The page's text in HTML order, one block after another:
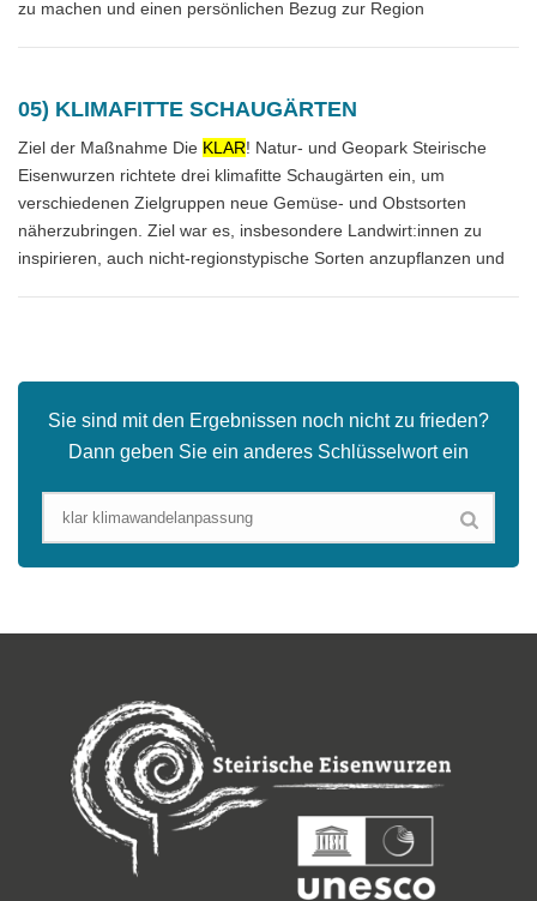
zu machen und einen persönlichen Bezug zur Region
05) KLIMAFITTE SCHAUGÄRTEN
Ziel der Maßnahme Die KLAR! Natur- und Geopark Steirische
Eisenwurzen richtete drei klimafitte Schaugärten ein, um
verschiedenen Zielgruppen neue Gemüse- und Obstsorten
näherzubringen. Ziel war es, insbesondere Landwirt:innen zu
inspirieren, auch nicht-regionstypische Sorten anzupflanzen und
Sie sind mit den Ergebnissen noch nicht zu frieden?
Dann geben Sie ein anderes Schlüsselwort ein